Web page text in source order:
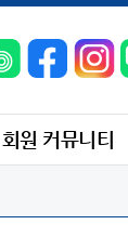
회원 커뮤니티